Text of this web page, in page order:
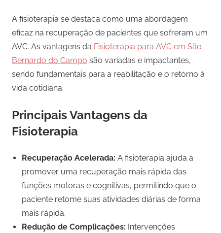
A fisioterapia se destaca como uma abordagem
eficaz na recuperação de pacientes que sofreram um
AVC. As vantagens da Fisioterapia para AVC em São
Bernardo do Campo são variadas e impactantes,
sendo fundamentais para a reabilitação e o retorno à
vida cotidiana.
Principais Vantagens da
Fisioterapia
Recuperação Acelerada: A fisioterapia ajuda a
promover uma recuperação mais rápida das
funções motoras e cognitivas, permitindo que o
paciente retome suas atividades diárias de forma
mais rápida.
Redução de Complicações: Intervenções